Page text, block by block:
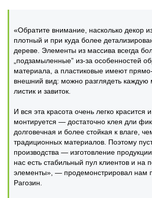
«Обратите внимание, насколько декор
плотный и при куда более
дереве. Элементы из массива всегда
„подзамыленные” из-за особенностей
материала, а пластиковые имеют
внешний вид: можно разглядеть каждую
листик и завиток.
И вся эта красота очень легко красится
монтируется — достаточно клея дли
долговечная и более стойкая к влаге,
традиционных материалов. Поэтому
производства — изготовление
нас есть стабильный пул клиентов и на
элементы», — продемонстрировал нам
Рагозин.